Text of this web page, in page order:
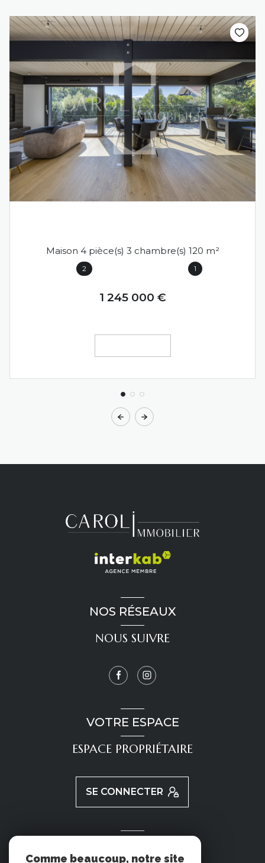
Maison 4 pièce(s) 3 chambre(s) 120 m²
2 1
1 245 000 €
NOS RÉSEAUX
NOUS SUIVRE
VOTRE ESPACE
ESPACE PROPRIÉTAIRE
SE CONNECTER
Comme beaucoup, notre site